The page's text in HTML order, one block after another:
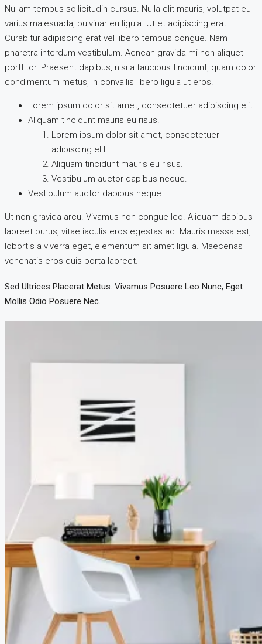
Nullam tempus sollicitudin cursus. Nulla elit mauris, volutpat eu
varius malesuada, pulvinar eu ligula. Ut et adipiscing erat.
Curabitur adipiscing erat vel libero tempus congue. Nam
pharetra interdum vestibulum. Aenean gravida mi non aliquet
porttitor. Praesent dapibus, nisi a faucibus tincidunt, quam dolor
condimentum metus, in convallis libero ligula ut eros.
Lorem ipsum dolor sit amet, consectetuer adipiscing elit.
Aliquam tincidunt mauris eu risus.
Lorem ipsum dolor sit amet, consectetuer
adipiscing elit.
Aliquam tincidunt mauris eu risus.
Vestibulum auctor dapibus neque.
Vestibulum auctor dapibus neque.
Ut non gravida arcu. Vivamus non congue leo. Aliquam dapibus
laoreet purus, vitae iaculis eros egestas ac. Mauris massa est,
lobortis a viverra eget, elementum sit amet ligula. Maecenas
venenatis eros quis porta laoreet.
Sed Ultrices Placerat Metus. Vivamus Posuere Leo Nunc, Eget
Mollis Odio Posuere Nec.